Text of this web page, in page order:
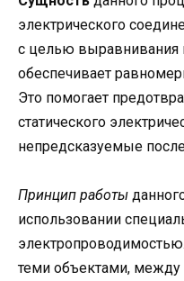
электрического
с целью выравнивания
обеспечивает
Это помогает
статического
непредсказуемые
Принцип работы
использовании
теми объектами,